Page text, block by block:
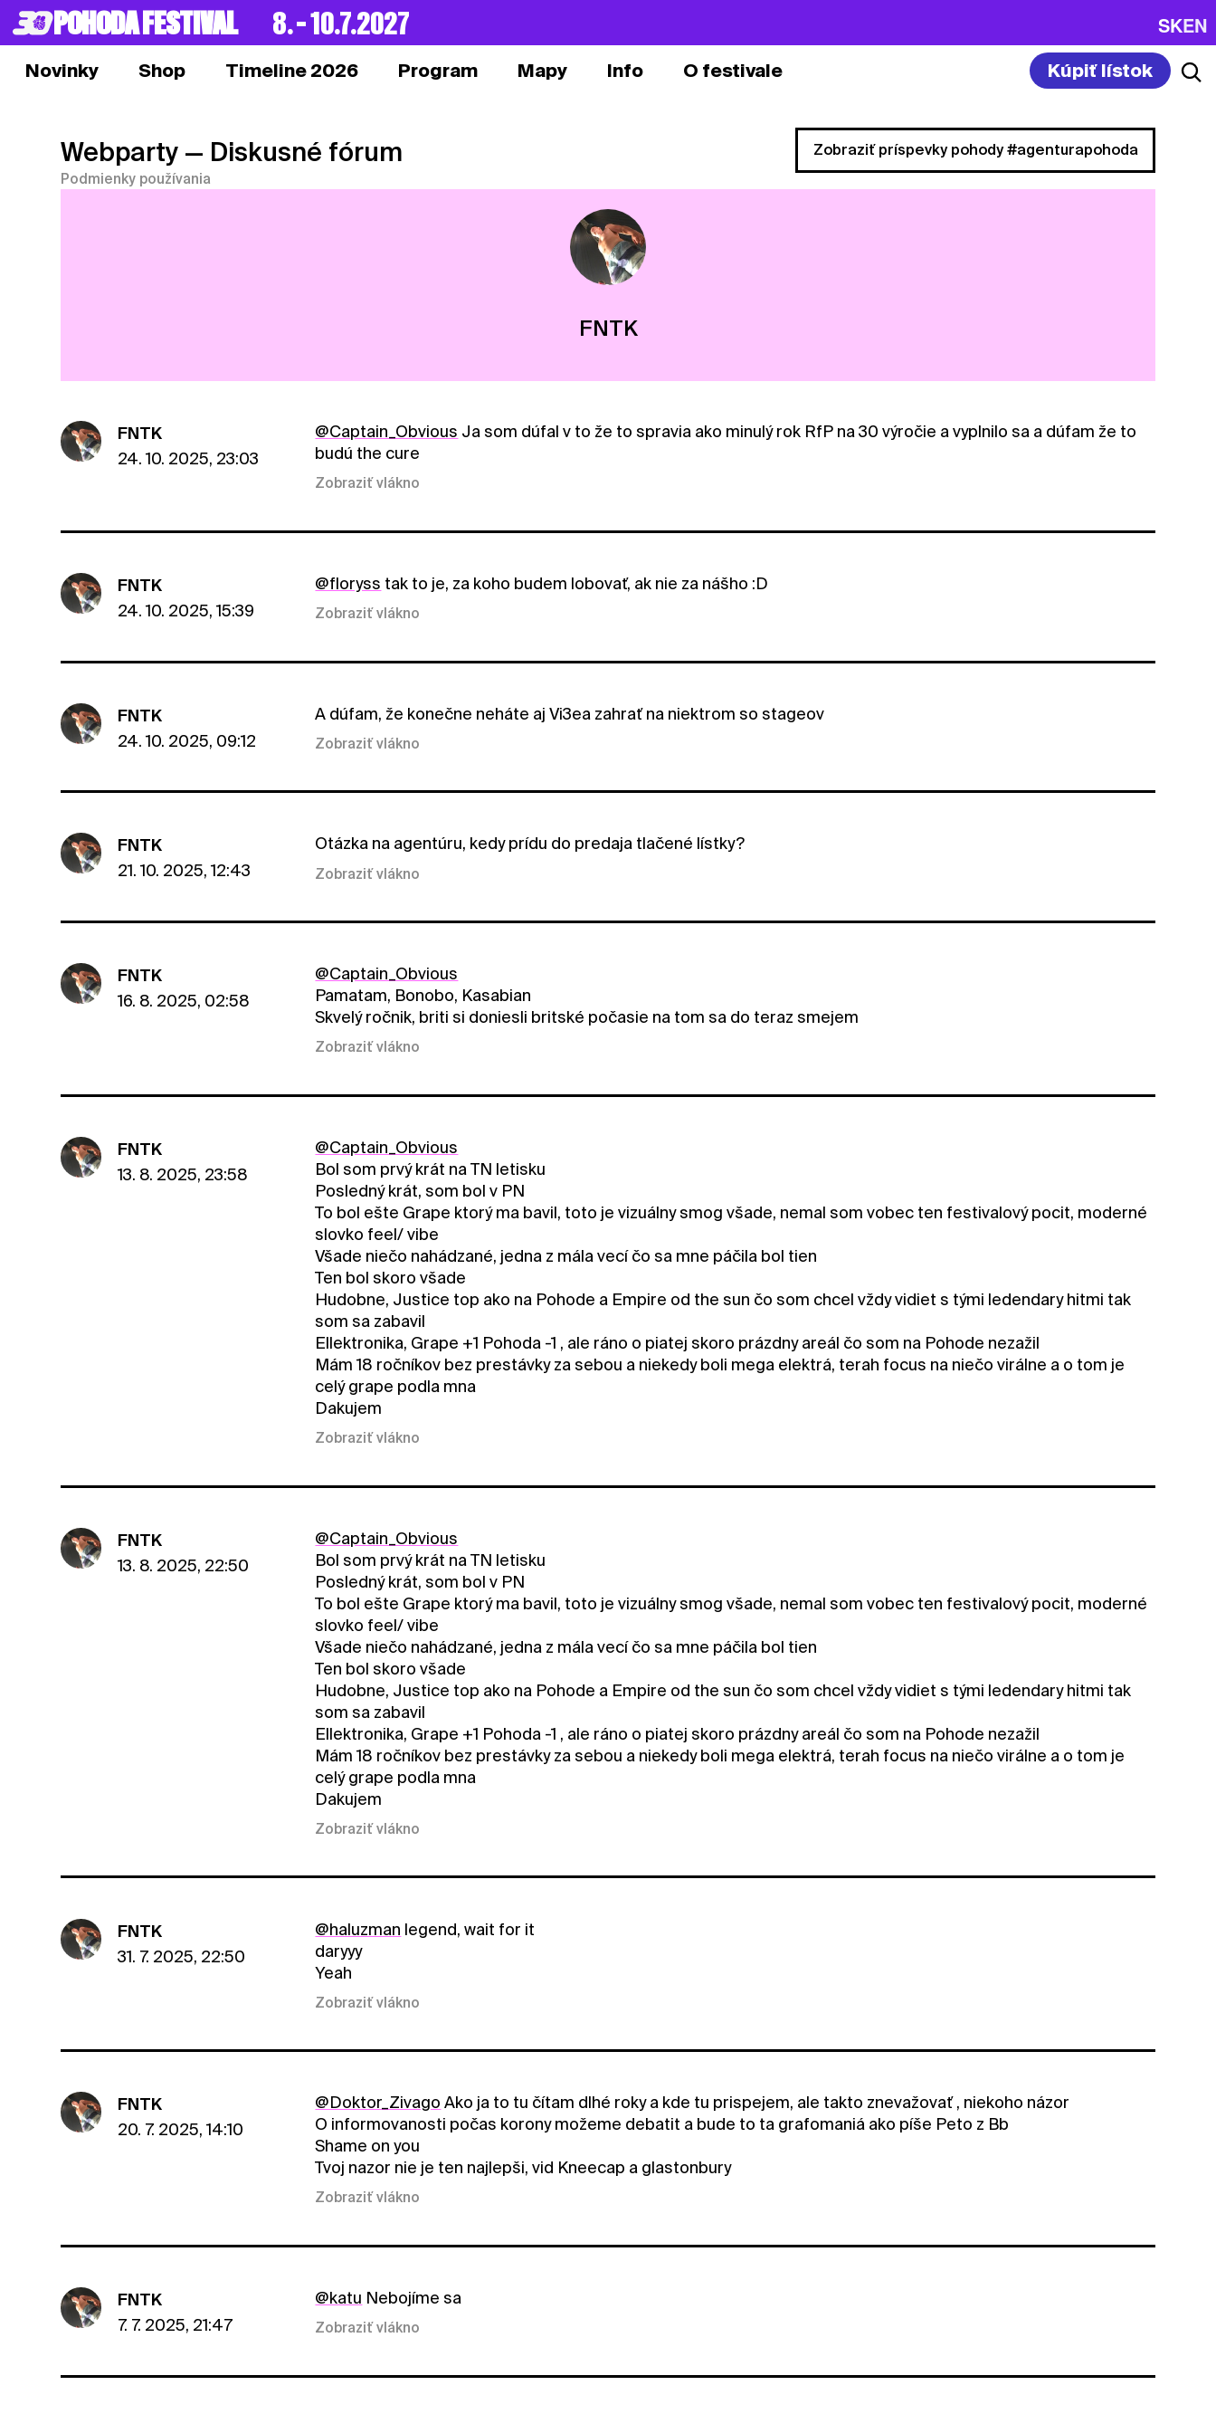
POHODA FESTIVAL 8. – 10.7.2027 SKEN
Novinky Shop Timeline 2026 Program Mapy Info O festivale Kúpiť lístok
Webparty — Diskusné fórum
Podmienky používania
Zobraziť príspevky pohody #agenturapohoda
FNTK
FNTK
24. 10. 2025, 23:03
@Captain_Obvious Ja som dúfal v to že to spravia ako minulý rok RfP na 30 výročie a vyplnilo sa a dúfam že to
budú the cure
Zobraziť vlákno
FNTK
24. 10. 2025, 15:39
@floryss tak to je, za koho budem lobovať, ak nie za nášho :D
Zobraziť vlákno
FNTK
24. 10. 2025, 09:12
A dúfam, že konečne neháte aj Vi3ea zahrať na niektrom so stageov
Zobraziť vlákno
FNTK
21. 10. 2025, 12:43
Otázka na agentúru, kedy prídu do predaja tlačené lístky?
Zobraziť vlákno
FNTK
16. 8. 2025, 02:58
@Captain_Obvious
Pamatam, Bonobo, Kasabian
Skvelý ročnik, briti si doniesli britské počasie na tom sa do teraz smejem
Zobraziť vlákno
FNTK
13. 8. 2025, 23:58
@Captain_Obvious
Bol som prvý krát na TN letisku
Posledný krát, som bol v PN
To bol ešte Grape ktorý ma bavil, toto je vizuálny smog všade, nemal som vobec ten festivalový pocit, moderné
slovko feel/ vibe
Všade niečo nahádzané, jedna z mála vecí čo sa mne páčila bol tien
Ten bol skoro všade
Hudobne, Justice top ako na Pohode a Empire od the sun čo som chcel vždy vidiet s tými ledendary hitmi tak
som sa zabavil
Ellektronika, Grape +1 Pohoda -1 , ale ráno o piatej skoro prázdny areál čo som na Pohode nezažil
Mám 18 ročníkov bez prestávky za sebou a niekedy boli mega elektrá, terah focus na niečo virálne a o tom je
celý grape podla mna
Dakujem
Zobraziť vlákno
FNTK
13. 8. 2025, 22:50
@Captain_Obvious
Bol som prvý krát na TN letisku
Posledný krát, som bol v PN
To bol ešte Grape ktorý ma bavil, toto je vizuálny smog všade, nemal som vobec ten festivalový pocit, moderné
slovko feel/ vibe
Všade niečo nahádzané, jedna z mála vecí čo sa mne páčila bol tien
Ten bol skoro všade
Hudobne, Justice top ako na Pohode a Empire od the sun čo som chcel vždy vidiet s tými ledendary hitmi tak
som sa zabavil
Ellektronika, Grape +1 Pohoda -1 , ale ráno o piatej skoro prázdny areál čo som na Pohode nezažil
Mám 18 ročníkov bez prestávky za sebou a niekedy boli mega elektrá, terah focus na niečo virálne a o tom je
celý grape podla mna
Dakujem
Zobraziť vlákno
FNTK
31. 7. 2025, 22:50
@haluzman legend, wait for it
daryyy
Yeah
Zobraziť vlákno
FNTK
20. 7. 2025, 14:10
@Doktor_Zivago Ako ja to tu čítam dlhé roky a kde tu prispejem, ale takto znevažovať , niekoho názor
O informovanosti počas korony možeme debatit a bude to ta grafomaniá ako píše Peto z Bb
Shame on you
Tvoj nazor nie je ten najlepši, vid Kneecap a glastonbury
Zobraziť vlákno
FNTK
7. 7. 2025, 21:47
@katu Nebojíme sa
Zobraziť vlákno